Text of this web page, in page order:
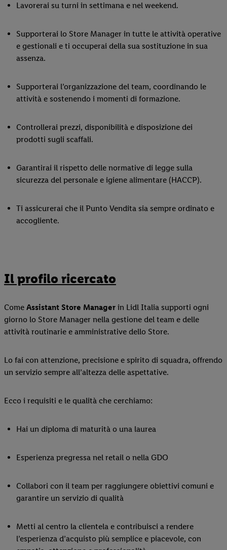
Lavorerai su turni in settimana e nel weekend.
Supporterai lo Store Manager in tutte le attività operative
e gestionali e ti occuperai della sua sostituzione in sua
assenza.
Supporterai l’organizzazione del team, coordinando le
attività e sostenendo i momenti di formazione.
Controllerai prezzi, disponibilità e disposizione dei
prodotti sugli scaffali.
Garantirai il rispetto delle normative di legge sulla
sicurezza del personale e igiene alimentare (HACCP).
Ti assicurerai che il Punto Vendita sia sempre ordinato e
accogliente.
Il profilo ricercato
Come Assistant Store Manager in Lidl Italia supporti ogni
giorno lo Store Manager nella gestione del team e delle
attività routinarie e amministrative dello Store.
Lo fai con attenzione, precisione e spirito di squadra, offrendo
un servizio sempre all’altezza delle aspettative.
Ecco i requisiti e le qualità che cerchiamo:
Hai un diploma di maturità o una laurea
Esperienza pregressa nel retail o nella GDO
Collabori con il team per raggiungere obiettivi comuni e
garantire un servizio di qualità
Metti al centro la clientela e contribuisci a rendere
l’esperienza d’acquisto più semplice e piacevole, con